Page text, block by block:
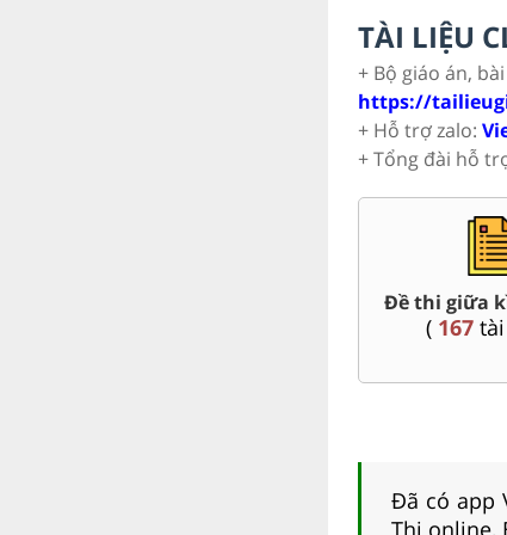
TÀI LIỆU
+ Bộ giáo án,
https://
+ Hỗ trợ zalo:
+ Tổng đài hỗ
Đề thi giữa
( 167tài
Đã có app
Thi online,